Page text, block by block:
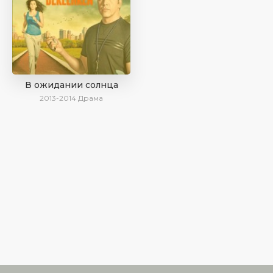
В ожидании солнца
2013-2014 Драма